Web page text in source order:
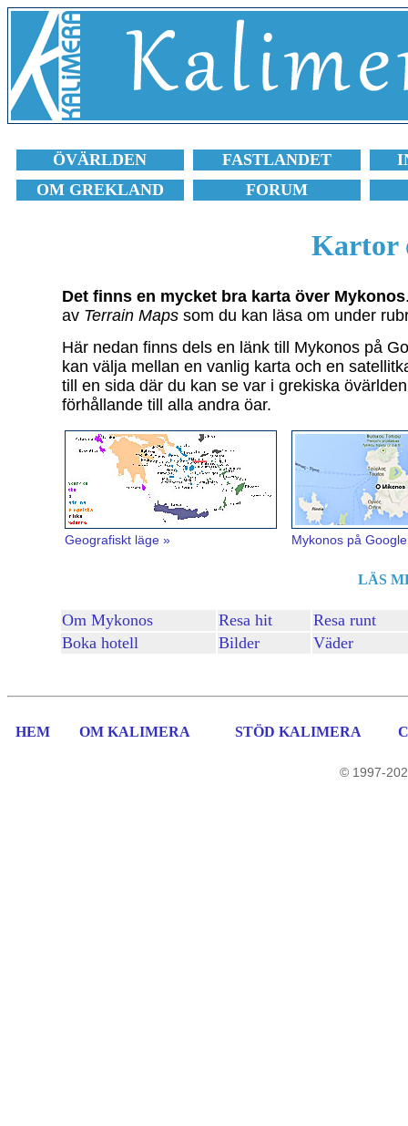
ÖVÄRLDEN FASTLANDET
OM GREKLAND
FORUM
Kartor
Det finns en mycket bra karta över Mykonos
av Terrain Maps som du kan läsa om under
Här nedan finns dels en länk till Mykonos på
kan välja mellan en vanlig karta och en
till en sida där du kan se var i grekiska
förhållande till alla andra öar.
Geografiskt läge » Mykonos på
LÄS
Om Mykonos Resa hit
Resa runt
Boka hotell
Bilder Väder
HEM OM KALIMERA STÖD KALIMERA
© 1997-